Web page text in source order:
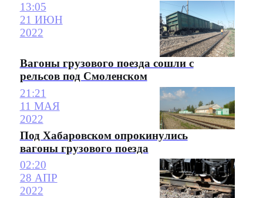
13:05
21 ИЮН
2022
Вагоны грузового поезда сошли с
рельсов под Смоленском
21:21
11 МАЯ
2022
Под Хабаровском опрокинулись
вагоны грузового поезда
02:20
28 АПР
2022